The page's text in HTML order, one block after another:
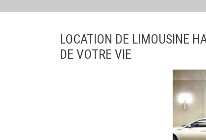
LOCATION DE LIMOUSINE
DE VOTRE VIE